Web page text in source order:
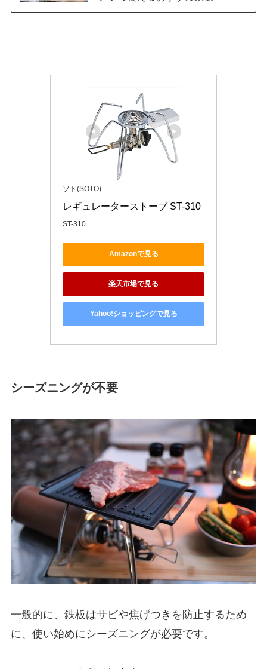
ソト(SOTO)
レギュレーターストーブ ST-310
ST-310
Amazonで見る
楽天市場で見る
Yahoo!ショッピングで見る
シーズニングが不要
一般的に、鉄板はサビや焦げつきを防止するため
に、使い始めにシーズニングが必要です。